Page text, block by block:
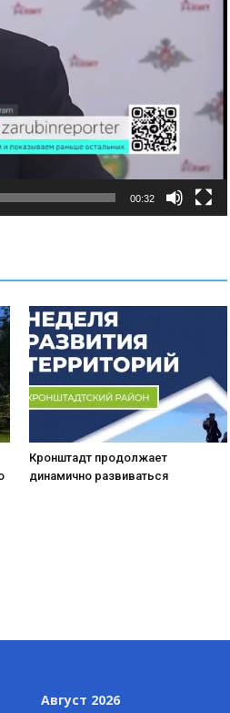
00:32
Кронштадт продолжает
динамично развиваться
Август 2026